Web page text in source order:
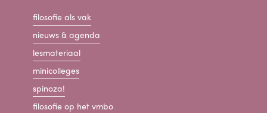
filosofie als vak
nieuws & agenda
lesmateriaal
minicolleges
spinoza!
filosofie op het vmbo